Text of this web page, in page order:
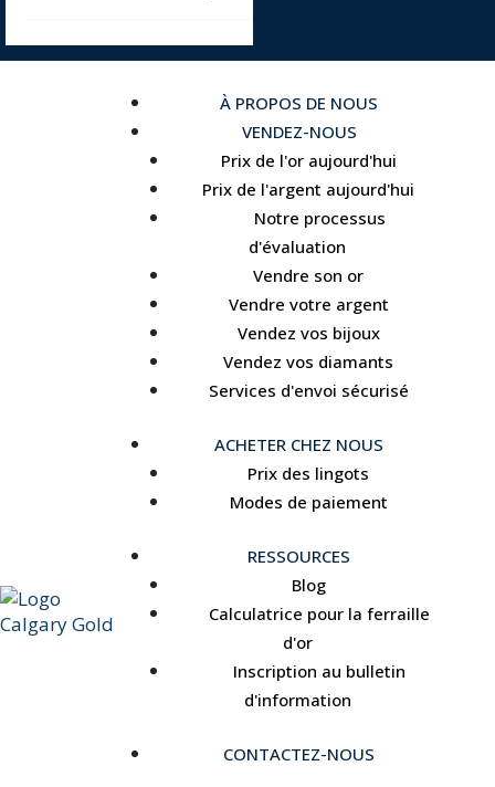
À PROPOS DE NOUS
VENDEZ-NOUS
Prix de l'or aujourd'hui
Prix de l'argent aujourd'hui
Notre processus
d'évaluation
Vendre son or
Vendre votre argent
Vendez vos bijoux
Vendez vos diamants
Services d'envoi sécurisé
ACHETER CHEZ NOUS
Prix des lingots
Modes de paiement
RESSOURCES
Blog
Calculatrice pour la ferraille
d'or
Inscription au bulletin
d'information
CONTACTEZ-NOUS